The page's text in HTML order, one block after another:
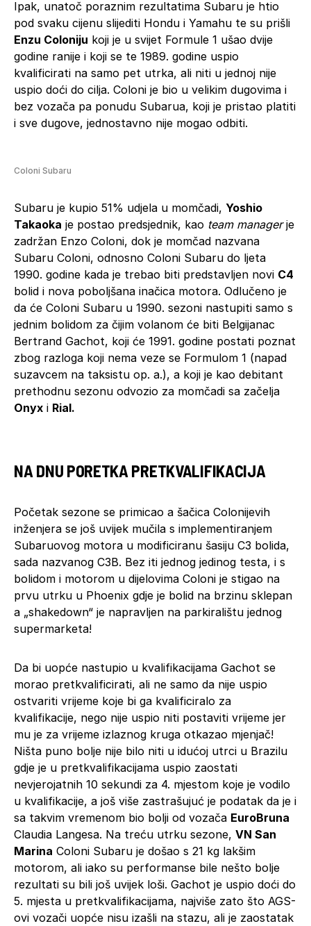
Ipak, unatoč poraznim rezultatima Subaru je htio
pod svaku cijenu slijediti Hondu i Yamahu te su prišli
Enzu Coloniju koji je u svijet Formule 1 ušao dvije
godine ranije i koji se te 1989. godine uspio
kvalificirati na samo pet utrka, ali niti u jednoj nije
uspio doći do cilja. Coloni je bio u velikim dugovima i
bez vozača pa ponudu Subarua, koji je pristao platiti
i sve dugove, jednostavno nije mogao odbiti.
Coloni Subaru
Subaru je kupio 51% udjela u momčadi, Yoshio
Takaoka je postao predsjednik, kao team managerje
zadržan Enzo Coloni, dok je momčad nazvana
Subaru Coloni, odnosno Coloni Subaru do ljeta
1990. godine kada je trebao biti predstavljen novi C4
bolid i nova poboljšana inačica motora. Odlučeno je
da će Coloni Subaru u 1990. sezoni nastupiti samo s
jednim bolidom za čijim volanom će biti Belgijanac
Bertrand Gachot, koji će 1991. godine postati poznat
zbog razloga koji nema veze se Formulom 1 (napad
suzavcem na taksistu op. a.), a koji je kao debitant
prethodnu sezonu odvozio za momčadi sa začelja
Onyx i Rial.
NA DNU PORETKA PRETKVALIFIKACIJA
Početak sezone se primicao a šačica Colonijevih
inženjera se još uvijek mučila s implementiranjem
Subaruovog motora u modificiranu šasiju C3 bolida,
sada nazvanog C3B. Bez iti jednog jedinog testa, i s
bolidom i motorom u dijelovima Coloni je stigao na
prvu utrku u Phoenix gdje je bolid na brzinu sklepan
a „shakedown“ je napravljen na parkiralištu jednog
supermarketa!
Da bi uopće nastupio u kvalifikacijama Gachot se
morao pretkvalificirati, ali ne samo da nije uspio
ostvariti vrijeme koje bi ga kvalificiralo za
kvalifikacije, nego nije uspio niti postaviti vrijeme jer
mu je za vrijeme izlaznog kruga otkazao mjenjač!
Ništa puno bolje nije bilo niti u idućoj utrci u Brazilu
gdje je u pretkvalifikacijama uspio zaostati
nevjerojatnih 10 sekundi za 4. mjestom koje je vodilo
u kvalifikacije, a još više zastrašujuć je podatak da je i
sa takvim vremenom bio bolji od vozača EuroBruna
Claudia Langesa. Na treću utrku sezone, VN San
Marina Coloni Subaru je došao s 21 kg lakšim
motorom, ali iako su performanse bile nešto bolje
rezultati su bili još uvijek loši. Gachot je uspio doći do
5. mjesta u pretkvalifikacijama, najviše zato što AGS-
ovi vozači uopće nisu izašli na stazu, ali je zaostatak